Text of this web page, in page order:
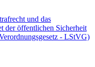
und das
der öffentlichen Sicherheit
- LStVG)